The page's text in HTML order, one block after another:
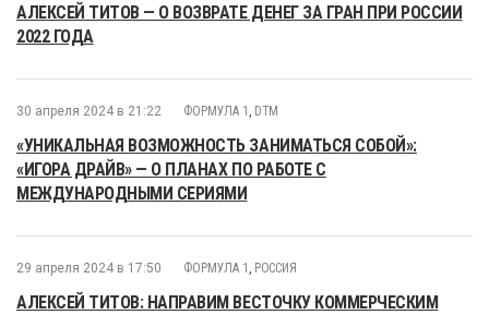
АЛЕКСЕЙ ТИТОВ — О ВОЗВРАТЕ ДЕНЕГ ЗА ГРАН ПРИ РОССИИ
2022 ГОДА
30 апреля 2024 в 21:22 ФОРМУЛА 1 , DTM
«УНИКАЛЬНАЯ ВОЗМОЖНОСТЬ ЗАНИМАТЬСЯ СОБОЙ»:
«ИГОРА ДРАЙВ» — О ПЛАНАХ ПО РАБОТЕ С
МЕЖДУНАРОДНЫМИ СЕРИЯМИ
29 апреля 2024 в 17:50 ФОРМУЛА 1 , РОССИЯ
АЛЕКСЕЙ ТИТОВ: НАПРАВИМ ВЕСТОЧКУ КОММЕРЧЕСКИМ